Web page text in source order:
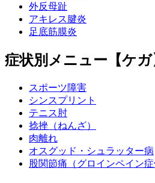
外反母趾
アキレス腱炎
足底筋膜炎
症状別メニュー【ケガ
スポーツ障害
シンスプリント
テニス肘
捻挫（ねんざ）
肉離れ
オスグッド・シュラッター病
股関節痛（グロインペイン症